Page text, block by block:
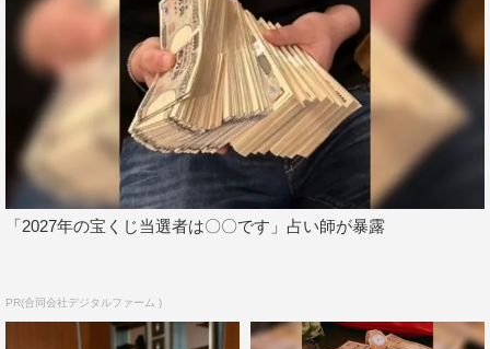
「2027年の宝くじ当選者は〇〇です」占い師が暴露
PR(合同会社デジタルファーム )